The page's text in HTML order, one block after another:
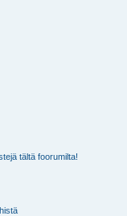
tältä foorumilta!